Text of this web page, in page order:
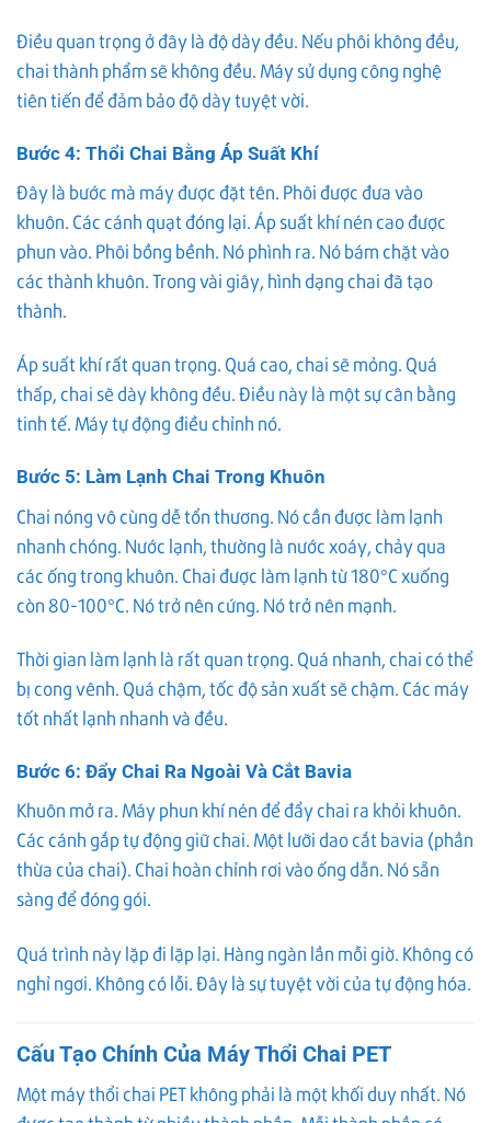
Điều quan trọng ở đây là độ dày đều. Nếu phôi không đều,
chai thành phẩm sẽ không đều. Máy sử dụng công nghệ
tiên tiến để đảm bảo độ dày tuyệt vời.
Bước 4: Thổi Chai Bằng Áp Suất Khí
Đây là bước mà máy được đặt tên. Phôi được đưa vào
khuôn. Các cánh quạt đóng lại. Áp suất khí nén cao được
phun vào. Phôi bồng bềnh. Nó phình ra. Nó bám chặt vào
các thành khuôn. Trong vài giây, hình dạng chai đã tạo
thành.
Áp suất khí rất quan trọng. Quá cao, chai sẽ mỏng. Quá
thấp, chai sẽ dày không đều. Điều này là một sự cân bằng
tinh tế. Máy tự động điều chỉnh nó.
Bước 5: Làm Lạnh Chai Trong Khuôn
Chai nóng vô cùng dễ tổn thương. Nó cần được làm lạnh
nhanh chóng. Nước lạnh, thường là nước xoáy, chảy qua
các ống trong khuôn. Chai được làm lạnh từ 180°C xuống
còn 80-100°C. Nó trở nên cứng. Nó trở nên mạnh.
Thời gian làm lạnh là rất quan trọng. Quá nhanh, chai có thể
bị cong vênh. Quá chậm, tốc độ sản xuất sẽ chậm. Các máy
tốt nhất lạnh nhanh và đều.
Bước 6: Đẩy Chai Ra Ngoài Và Cắt Bavia
Khuôn mở ra. Máy phun khí nén để đẩy chai ra khỏi khuôn.
Các cánh gắp tự động giữ chai. Một lưỡi dao cắt bavia (phần
thừa của chai). Chai hoàn chỉnh rơi vào ống dẫn. Nó sẵn
sàng để đóng gói.
Quá trình này lặp đi lặp lại. Hàng ngàn lần mỗi giờ. Không có
nghỉ ngơi. Không có lỗi. Đây là sự tuyệt vời của tự động hóa.
Cấu Tạo Chính Của Máy Thổi Chai PET
Một máy thổi chai PET không phải là một khối duy nhất. Nó